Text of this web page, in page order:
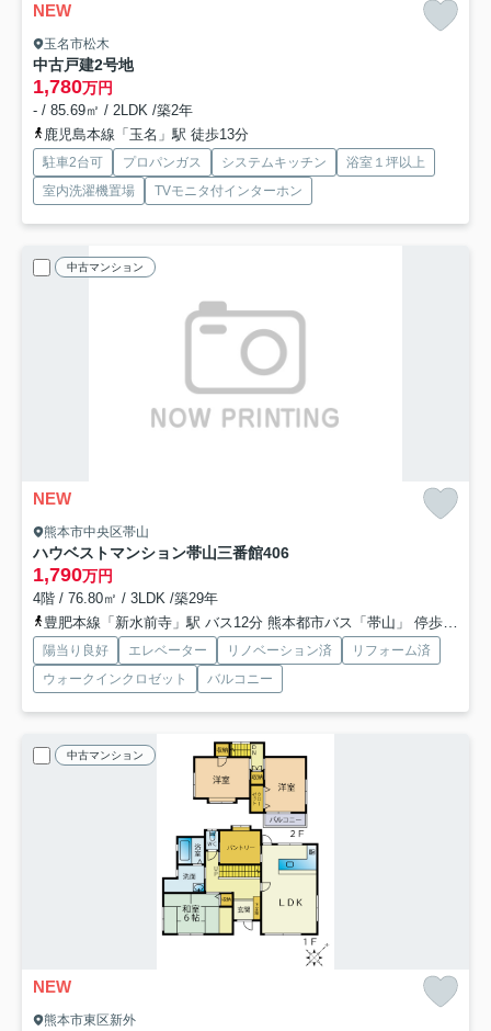
NEW
玉名市松木
中古戸建2号地
1,780万円
- / 85.69㎡ / 2LDK /築2年
鹿児島本線「玉名」駅 徒歩13分
駐車2台可 プロパンガス システムキッチン
浴室１坪以上
室内洗濯機置場
TVモニタ付インターホン
中古マンション
NEW
熊本市中央区帯山
ハウベストマンション帯山三番館406
1,790万円
4階 / 76.80㎡ / 3LDK /築29年
豊肥本線「新水前寺」駅 バス12分 熊本都市バス「帯山」 停歩5分
陽当り良好 エレベーター リノベーション済
リフォーム済
ウォークインクロゼット
バルコニー
中古マンション
NEW
熊本市東区新外